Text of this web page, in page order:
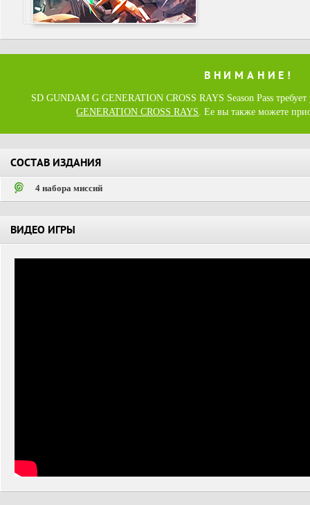
ВНИМАНИЕ!
SD GUNDAM G GENERATION CROSS RAYS Season Pass
GENERATION CROSS RAYS. Ее вы также можете
СОСТАВ ИЗДАНИЯ
4 набора миссий
ВИДЕО ИГРЫ